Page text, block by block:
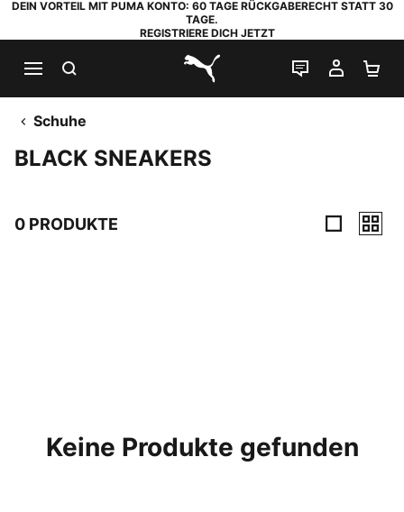
DEIN VORTEIL MIT PUMA KONTO: 60 TAGE RÜCKGABERECHT STATT 30
TAGE.
REGISTRIERE DICH JETZT
PUMA.com
LIVE-CHAT
MEIN
Schuhe
BLACK SNEAKERS
0 PRODUKTE
Keine Produkte gefunden